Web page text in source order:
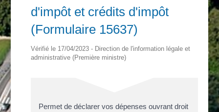
d'impôt et crédits d'impôt
(Formulaire 15637)
Vérifié le 17/04/2023 - Direction de l'information légale et
administrative (Première ministre)
Permet de déclarer vos dépenses ouvrant droit